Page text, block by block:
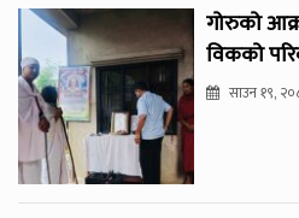
गोरुको
विकको
साउन १९,